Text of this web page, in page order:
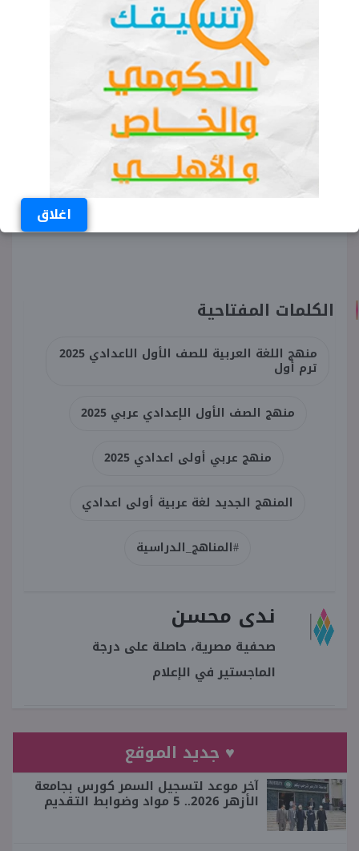
اغلاق
بعنوان الشعر والشاعر، ويأتي الموضوع الثالث بعنوان
أدَب وفِكر، والذي ينقسم لدرسين الأول هو مقال
بعنوان البطولة والأبطال، والثاني بعنوان سيرة غيرية
(لطيفة النادي).
وتنتهي الوحدة الثانية بالتدريبات والمشروع الكامل
للفصل الدراسي الأول هو إعداد يوم ترفيهي.
الكلمات المفتاحية
منهج اللغة العربية للصف الأول الاعدادي 2025
ترم أول
منهج الصف الأول الإعدادي عربي 2025
منهج عربي أولى اعدادي 2025
المنهج الجديد لغة عربية أولى اعدادي
#المناهج_الدراسية
ندى محسن
صحفية مصرية، حاصلة على درجة
الماجستير في الإعلام
♥ جديد الموقع
آخر موعد لتسجيل السمر كورس بجامعة
الأزهر 2026.. 5 مواد وضوابط التقديم